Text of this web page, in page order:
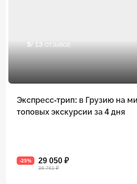
5/ 13 отзывов
Экспресс-трип: в Грузию на
топовых экскурсии за 4 дня
-25% 29 050 ₽
38 761 ₽